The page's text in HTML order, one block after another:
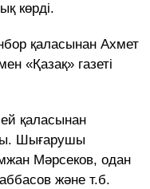
көрді.
қаласынан Ахмет
«Қазақ» газеті
қаласынан
Шығарушы
Мәрсеков, одан
және т.б.